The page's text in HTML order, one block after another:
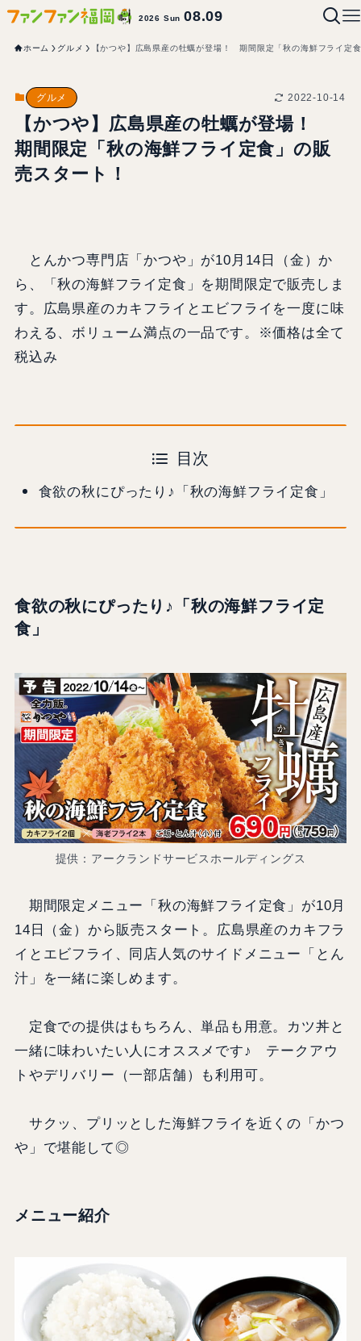
2026 Sun08.09
ホーム グルメ 【かつや】広島県産の牡蠣が登場！ 期間限定「秋の海鮮フライ定
グルメ 2022-10-14
【かつや】広島県産の牡蠣が登場！
期間限定「秋の海鮮フライ定食」の販
売スタート！
とんかつ専門店「かつや」が10月14日（金）か
ら、「秋の海鮮フライ定食」を期間限定で販売しま
す。広島県産のカキフライとエビフライを一度に味
わえる、ボリューム満点の一品です。※価格は全て
税込み
目次
食欲の秋にぴったり♪「秋の海鮮フライ定食」
食欲の秋にぴったり♪
「秋の海鮮フライ定
食」
提供：アークランドサービスホールディングス
期間限定メニュー「秋の海鮮フライ定食」が10月
14日（金）から販売スタート。広島県産のカキフラ
イとエビフライ、同店人気のサイドメニュー「とん
汁」を一緒に楽しめます。
定食での提供はもちろん、単品も用意。カツ丼と
一緒に味わいたい人にオススメです♪ テークアウ
トやデリバリー（一部店舗）も利用可。
サクッ、プリッとした海鮮フライを近くの「かつ
や」で堪能して◎
メニュー紹介